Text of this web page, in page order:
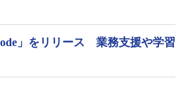
」をリリース 業務支援や学習